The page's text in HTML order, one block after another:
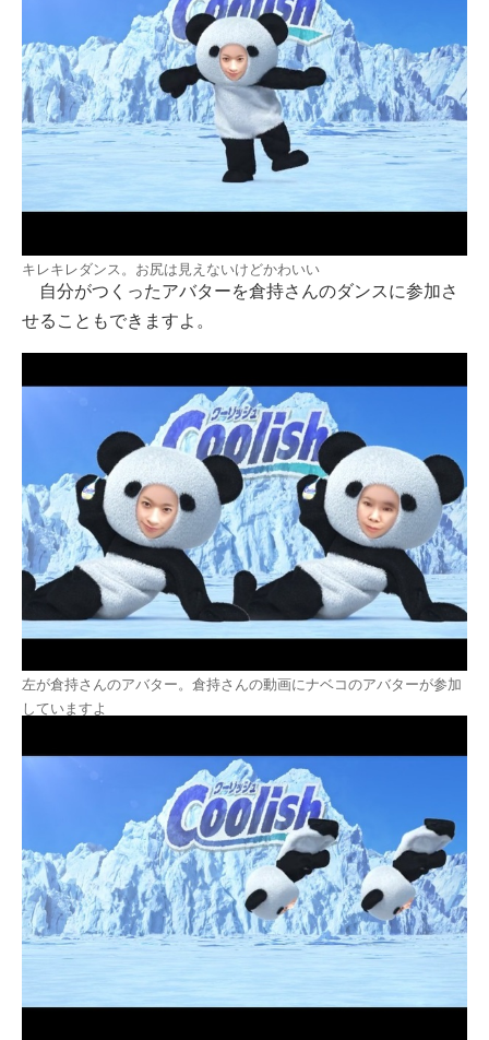
キレキレダンス。お尻は見えないけどかわいい
自分がつくったアバターを倉持さんのダンスに参加さ
せることもできますよ。
左が倉持さんのアバター。倉持さんの動画にナベコのアバターが参加
していますよ